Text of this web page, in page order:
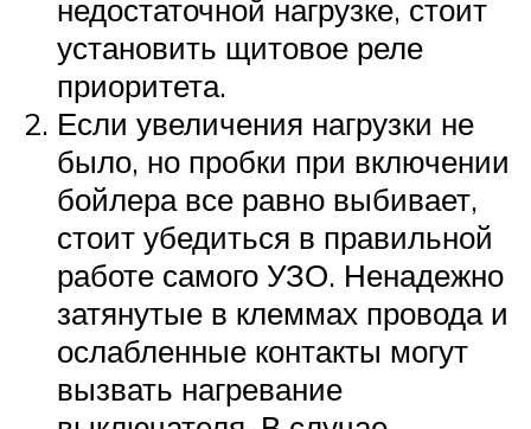
недостаточной нагрузке, стоит
установить щитовое реле
приоритета.
Если увеличения нагрузки не
было, но пробки при включении
бойлера все равно выбивает,
стоит убедиться в правильной
работе самого УЗО. Ненадежно
затянутые в клеммах провода и
ослабленные контакты могут
вызвать нагревание